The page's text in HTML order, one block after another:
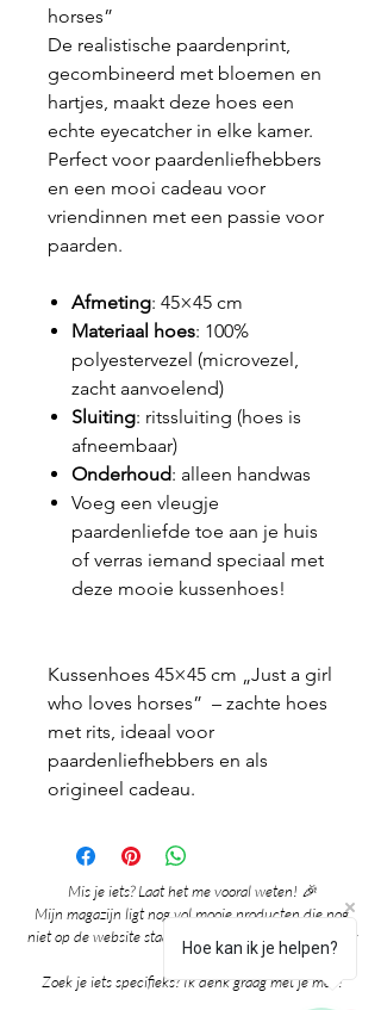
horses”
De realistische paardenprint,
gecombineerd met bloemen en
hartjes, maakt deze hoes een
echte eyecatcher in elke kamer.
Perfect voor paardenliefhebbers
en een mooi cadeau voor
vriendinnen met een passie voor
paarden.
Afmeting: 45×45 cm
Materiaal hoes: 100%
polyestervezel (microvezel,
zacht aanvoelend)
Sluiting: ritssluiting (hoes is
afneembaar)
Onderhoud: alleen handwas
Voeg een vleugje
paardenliefde toe aan je huis
of verras iemand speciaal met
deze mooie kussenhoes!
Kussenhoes 45×45 cm „Just a girl
who loves horses” – zachte hoes
met rits, ideaal voor
paardenliefhebbers en als
origineel cadeau.
Mis je iets? Laat het me vooral weten! 🎉
Mijn magazijn ligt nog vol mooie producten die nog
niet op de website staan. Grote kans dat ik het al voor
je heb!
Zoek je iets specifieks? Ik denk graag met je mee!
Hoe kan ik je helpen?